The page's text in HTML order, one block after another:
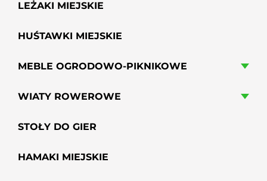
LEŻAKI MIEJSKIE
HUŚTAWKI MIEJSKIE
MEBLE OGRODOWO-PIKNIKOWE
WIATY ROWEROWE
STOŁY DO GIER
HAMAKI MIEJSKIE